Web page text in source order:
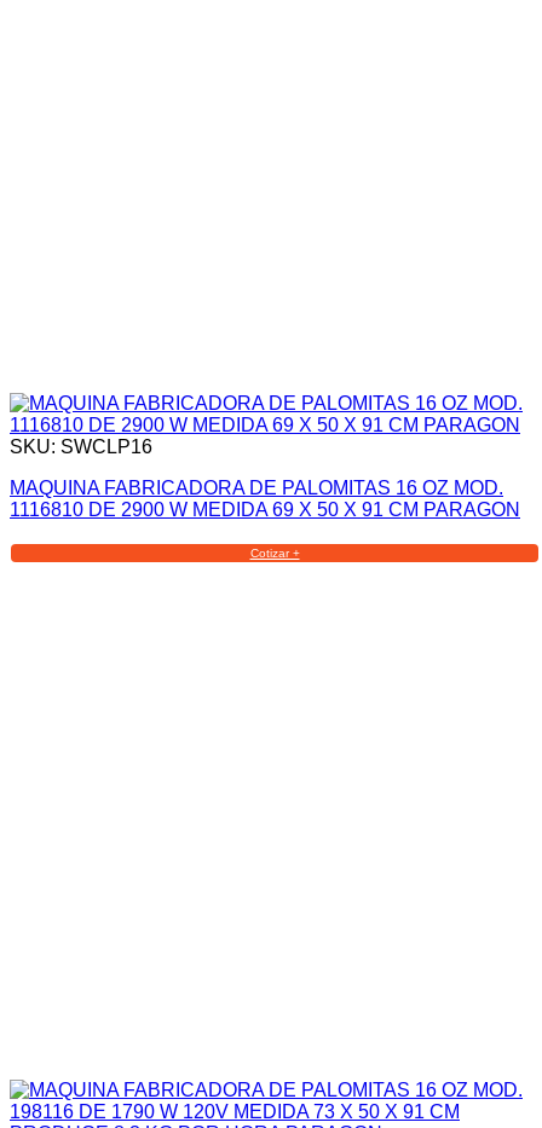
SKU: SWCLP16
MAQUINA FABRICADORA DE PALOMITAS 16 OZ MOD.
1116810 DE 2900 W MEDIDA 69 X 50 X 91 CM PARAGON
Cotizar +